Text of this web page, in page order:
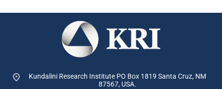
Kundalini Research Institute PO Box 1819 Santa Cruz, NM
87567, USA.